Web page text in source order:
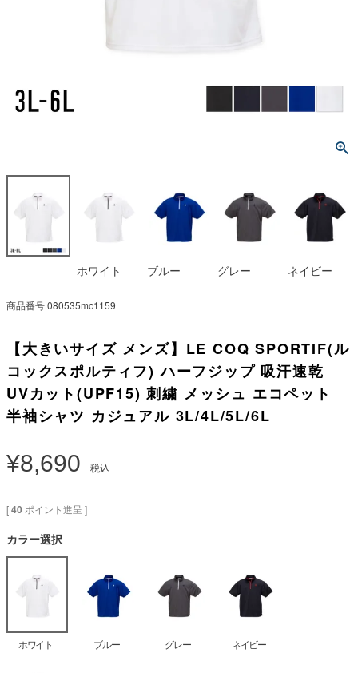
ホワイト ブルー グレー ネイビー
商品番号080535mc1159
【大きいサイズ メンズ】LE COQ SPORTIF(ル
コックスポルティフ) ハーフジップ 吸汗速乾
UVカット(UPF15) 刺繍 メッシュ エコペット
半袖シャツ カジュアル 3L/4L/5L/6L
¥8,690 税込
[40 ポイント進呈 ]
カラー選択
ホワイト ブルー グレー ネイビー